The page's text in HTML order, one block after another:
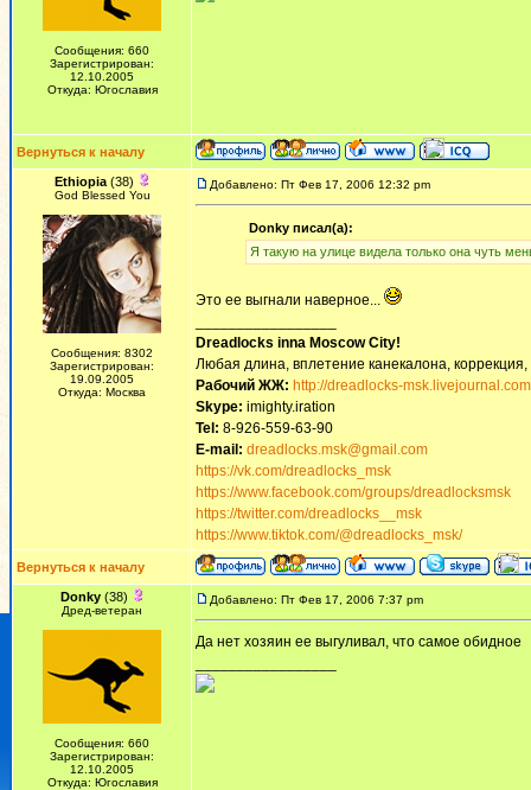
Сообщения: 660
Зарегистрирован:
12.10.2005
Откуда: Югославия
Вернуться к началу
Ethiopia(38)
God Blessed You
Сообщения: 8302
Зарегистрирован:
19.09.2005
Откуда: Москва
Добавлено: Пт Фев 17, 2006 12:32 pm
Donky писал(а):
Я такую на улице видела только она чуть
Это ее выгнали наверное...
Dreadlocks inna Moscow Сity!
Любая длина, вплетение канекалона,
Рабочий ЖЖ: http://dreadlocks-
Skype: imighty.iration
Tel: 8-926-559-63-90
E-mail: dreadlocks.msk@gmail.com
https://vk.com/dreadlocks_msk
https://www.facebook.com/groups/dreadlocksmsk
https://twitter.com/dreadlocks__msk
https://www.tiktok.com/@dreadlocks_msk/
Вернуться к началу
Donky(38)
Дред-ветеран
Сообщения: 660
Зарегистрирован:
12.10.2005
Откуда: Югославия
Добавлено: Пт Фев 17, 2006 7:37 pm
Да нет хозяин ее выгуливал, что самое обидное